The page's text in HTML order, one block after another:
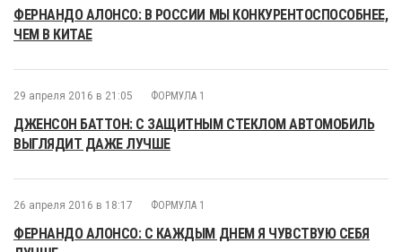
ФЕРНАНДО АЛОНСО: В РОССИИ МЫ КОНКУРЕНТОСПОСОБНЕЕ,
ЧЕМ В КИТАЕ
29 апреля 2016 в 21:05 ФОРМУЛА 1
ДЖЕНСОН БАТТОН: С ЗАЩИТНЫМ СТЕКЛОМ АВТОМОБИЛЬ
ВЫГЛЯДИТ ДАЖЕ ЛУЧШЕ
26 апреля 2016 в 18:17 ФОРМУЛА 1
ФЕРНАНДО АЛОНСО: С КАЖДЫМ ДНЕМ Я ЧУВСТВУЮ СЕБЯ